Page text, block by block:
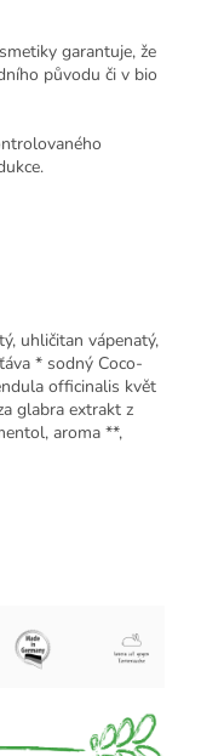
garantuje, že
původu či v bio
uhličitan vápenatý,
* sodný Coco-
officinalis květ
glabra extrakt z
aroma **,